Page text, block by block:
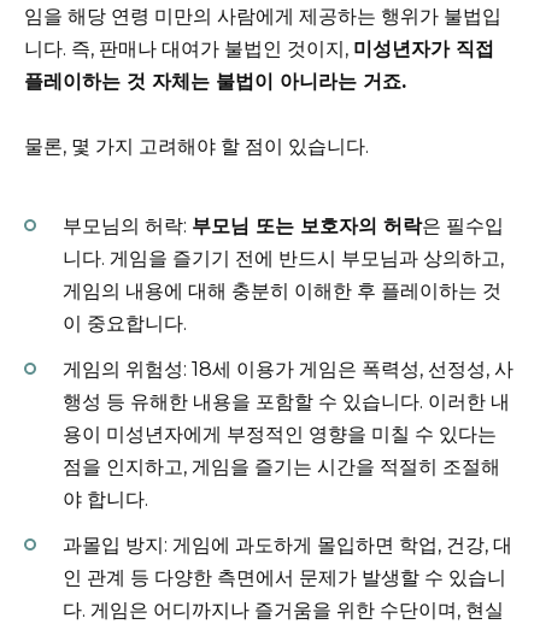
임을 해당 연령 미만의 사람에게 제공하는 행위가 불법입
니다. 즉, 판매나 대여가 불법인 것이지, 미성년자가 직접
플레이하는 것 자체는 불법이 아니라는 거죠.
물론, 몇 가지 고려해야 할 점이 있습니다.
부모님의 허락: 부모님 또는 보호자의 허락은 필수입
니다. 게임을 즐기기 전에 반드시 부모님과 상의하고,
게임의 내용에 대해 충분히 이해한 후 플레이하는 것
이 중요합니다.
게임의 위험성: 18세 이용가 게임은 폭력성, 선정성, 사
행성 등 유해한 내용을 포함할 수 있습니다. 이러한 내
용이 미성년자에게 부정적인 영향을 미칠 수 있다는
점을 인지하고, 게임을 즐기는 시간을 적절히 조절해
야 합니다.
과몰입 방지: 게임에 과도하게 몰입하면 학업, 건강, 대
인 관계 등 다양한 측면에서 문제가 발생할 수 있습니
다. 게임은 어디까지나 즐거움을 위한 수단이며, 현실